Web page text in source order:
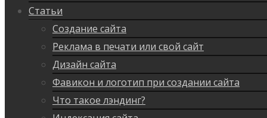
Статьи
Создание сайта
Реклама в печати или свой сайт
Дизайн сайта
Фавикон и логотип при создании сайта
Что такое лэндинг?